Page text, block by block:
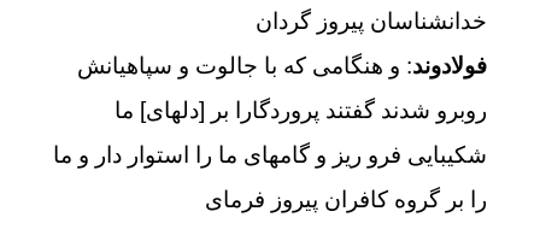
خدانشناسان پيروز گردان‏
فولادوند: و هنگامى كه با جالوت و سپاهيانش
روبرو شدند گفتند پروردگارا بر [دلهاى] ما
شكيبايى فرو ريز و گامهاى ما را استوار دار و ما
را بر گروه كافران پيروز فرماى